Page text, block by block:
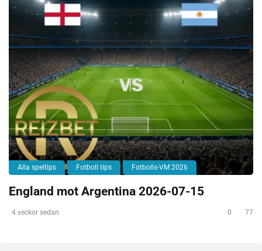
Alla speltips Fotboll tips Fotbolls-VM 2026
England mot Argentina 2026-07-15
4 veckor sedan 0 77